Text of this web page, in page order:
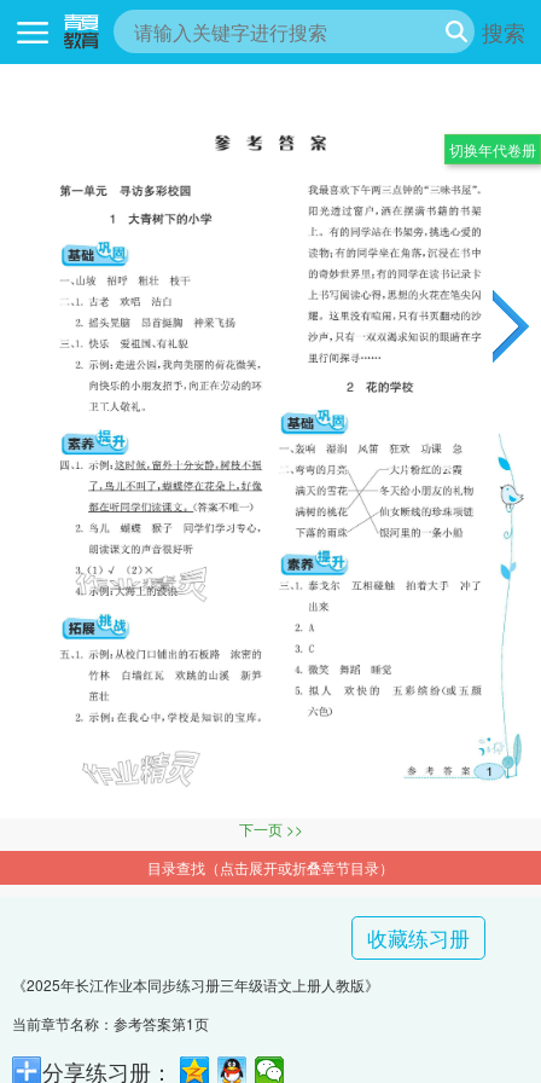
搜索
下一页 >>
目录查找（点击展开或折叠章节目录）
收藏练习册
《2025年长江作业本同步练习册三年级语文上册人教版》
当前章节名称：参考答案第1页
分享练习册：
切换年代卷册